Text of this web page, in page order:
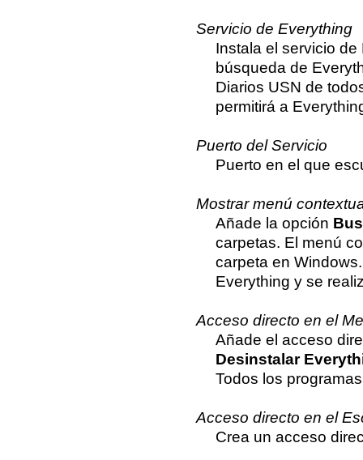
Servicio de Everything
Instala el servicio
búsqueda de
Diarios USN de
permitirá a
Puerto del Servicio
Puerto en el que
Mostrar menú
Añade la opción
carpetas. El menú
carpeta en
Everything y se
Acceso directo en el
Añade el acceso
Desinstalar
Todos los
Acceso directo en el
Crea un acceso